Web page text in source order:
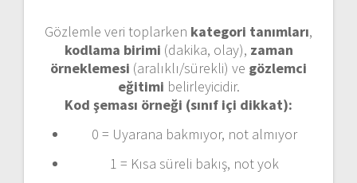
Gözlemle veri toplarken kategori tanımları,
kodlama birimi (dakika, olay), zaman
örneklemesi (aralıklı/sürekli) ve gözlemci
eğitimi belirleyicidir.
Kod şeması örneği (sınıf içi dikkat):
0 = Uyarana bakmıyor, not almıyor
1 = Kısa süreli bakış, not yok